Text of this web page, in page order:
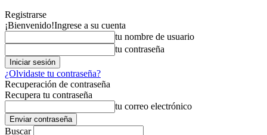
Registrarse
¡Bienvenido!Ingrese a su cuenta
tu nombre de usuario
tu contraseña
¿Olvidaste tu contraseña?
Recuperación de contraseña
Recupera tu contraseña
tu correo electrónico
Buscar